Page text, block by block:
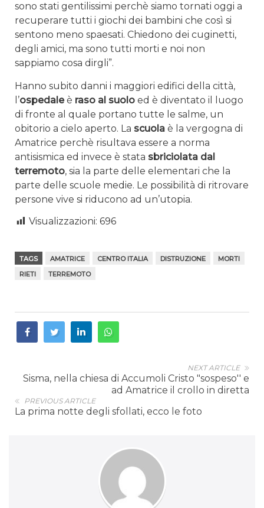
sono stati gentilissimi perchè siamo tornati oggi a
recuperare tutti i giochi dei bambini che così si
sentono meno spaesati. Chiedono dei cuginetti,
degli amici, ma sono tutti morti e noi non
sappiamo cosa dirgli”.
Hanno subito danni i maggiori edifici della città,
l’ospedaleè raso al suolo ed è diventato il luogo
di fronte al quale portano tutte le salme, un
obitorio a cielo aperto. La scuola è la vergogna di
Amatrice perchè risultava essere a norma
antisismica ed invece è stata sbriciolata dal
terremoto, sia la parte delle elementari che la
parte delle scuole medie. Le possibilità di ritrovare
persone vive si riducono ad un’utopia.
Visualizzazioni: 696
TAGS AMATRICE CENTRO ITALIA DISTRUZIONE
MORTI
RIETI
TERREMOTO
NEXT ARTICLE
Sisma, nella chiesa di Accumoli Cristo "sospeso'' e
ad Amatrice il crollo in diretta
PREVIOUS ARTICLE
La prima notte degli sfollati, ecco le foto